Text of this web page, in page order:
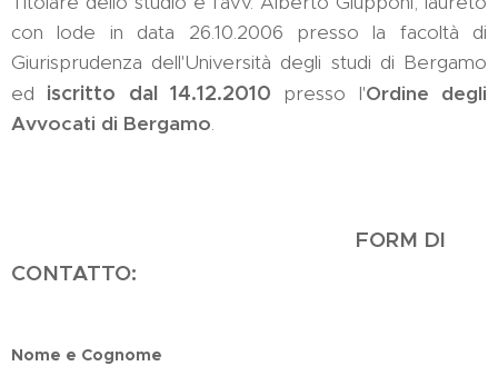
con lode in data 26.10.2006 presso la facoltà di
Giurisprudenza dell'Università degli studi di Bergamo
ed iscritto dal 14.12.2010 presso l'Ordine degli
Avvocati di Bergamo.
FORM DI
CONTATTO:
Nome e Cognome